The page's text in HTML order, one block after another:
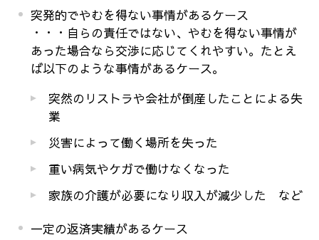
突発的でやむを得ない事情があるケース
・・・自らの責任ではない、やむを得ない事情が
あった場合なら交渉に応じてくれやすい。たとえ
ば以下のような事情があるケース。
突然のリストラや会社が倒産したことによる失
業
災害によって働く場所を失った
重い病気やケガで働けなくなった
家族の介護が必要になり収入が減少した など
一定の返済実績があるケース